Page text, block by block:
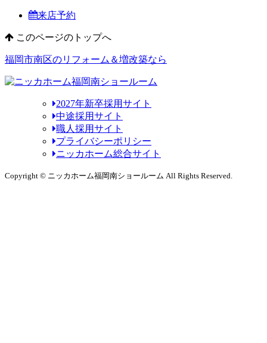
来店予約
このページのトップへ
福岡市南区のリフォーム＆増改築なら
2027年新卒採用サイト
中途採用サイト
職人採用サイト
プライバシーポリシー
ニッカホーム総合サイト
Copyright © ニッカホーム福岡南ショールーム All Rights Reserved.